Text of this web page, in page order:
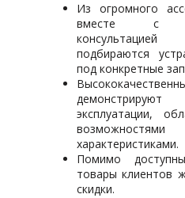
Из огромного
вместе с
подбираются
под конкретные
эксплуатации,
характеристиками.
Помимо
товары клиентов
скидки.